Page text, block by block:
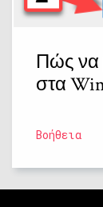
Πώς να
στα
Βοήθεια